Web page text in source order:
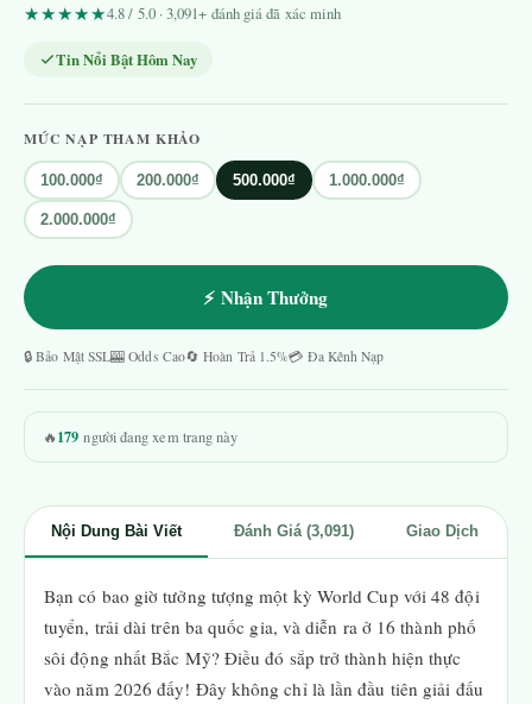
★★★★★4.8 / 5.0 · 3,091+ đánh giá đã xác minh
Tin Nổi Bật Hôm Nay
MỨC NẠP THAM KHẢO
100.000₫ 200.000₫ 500.000₫ 1.000.000₫
2.000.000₫
⚡ Nhận Thưởng
🔒 Bảo Mật SSL🎰 Odds Cao🔄 Hoàn Trả 1.5%💳 Đa Kênh Nạp
🔥179 người đang xem trang này
Nội Dung Bài Viết Đánh Giá (3,091) Giao Dịch
Bạn có bao giờ tưởng tượng một kỳ World Cup với 48 đội
tuyển, trải dài trên ba quốc gia, và diễn ra ở 16 thành phố
sôi động nhất Bắc Mỹ? Điều đó sắp trở thành hiện thực
vào năm 2026 đấy! Đây không chỉ là lần đầu tiên giải đấu